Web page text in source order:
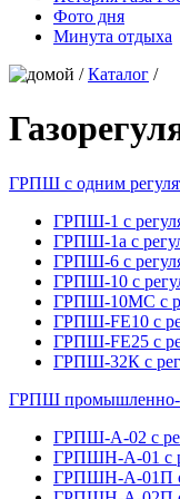
Фото дня
Минута отдыха
/Каталог /
ГРПШ с одним
ГРПШ-1 с
ГРПШ-1а с
ГРПШ-6 с
ГРПШ-10 с
ГРПШ-10МС с
ГРПШ-FE10 с
ГРПШ-FE25 с
ГРПШ-32К с
ГРПШ промышленно-
ГРПШ-А-02 с
ГРПШН-А-01 с
ГРПШН-А-01П с